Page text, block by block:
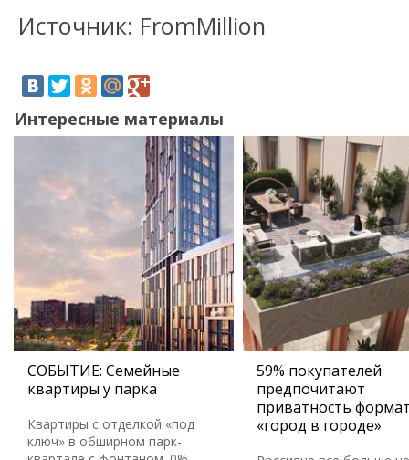
Источник: FromMillion
Интересные материалы
СОБЫТИЕ: Семейные
квартиры у парка
Квартиры с отделкой «под
ключ» в обширном парк-
59% покупателей
предпочитают
приватность
«город в городе»